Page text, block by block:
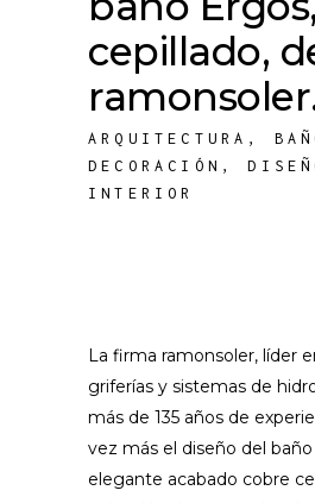
cepillado,
ARQUITECTURA ,
DECORACIÓN ,
INTERIOR
La firma ramonsoler, líder
griferías y sistemas de
más de 135 años de
vez más el diseño del
elegante acabado cobre